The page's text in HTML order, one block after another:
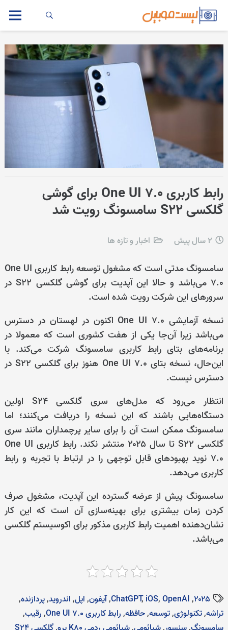
رابط کاربری One UI 7.0 برای گوشی
گلکسی S22 سامسونگ رویت شد
2 سال پیش اخبار و تازه ها
سامسونگ مدتی است که مشغول توسعه رابط کاربری One UI
7.0 می‌باشد و حالا این آپدیت برای گوشی گلکسی S22 در
سرورهای این شرکت رویت شده است.
نسخه آزمایشی One UI 7.0 اکنون در لهستان در دسترس
می‌باشد زیرا آن‌جا یکی از هفت کشوری است که معمولا در
برنامه‌های بتای رابط کاربری سامسونگ شرکت می‌کند. با
این‌حال، نسخه بتای One UI 7.0 هنوز برای گلکسی S22 در
دسترس نیست.
انتظار می‌رود که مدل‌های سری گلکسی S24 اولین
دستگاه‌هایی باشند که این نسخه را دریافت می‌کنند؛ اما
سامسونگ ممکن است آن را برای سایر پرچمداران مانند سری
گلکسی S22 تا سال ۲۰۲۵ منتشر نکند. رابط کاربری One UI
7.0 نوید بهبودهای قابل توجهی را در ارتباط با تجربه و رابط
کاربری می‌دهد.
سامسونگ پیش از عرضه گسترده این آپدیت، مشغول صرف
کردن زمان بیشتری برای بهینه‌سازی آن است که این کار
نشان‌دهنده اهمیت رابط کاربری مذکور برای اکوسیستم گلکسی
می‌باشد.
۲۰۲۵,
ChatGPT,iOS,OpenAI
,آیفون,اپل,اندروید,پردازنده‌,
تراشه,تکنولوژی,توسعه,حافظه,رابط کاربری One UI 7.0 ,رقیب,